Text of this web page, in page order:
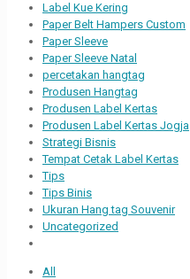
Label Kue Kering
Paper Belt Hampers Custom
Paper Sleeve
Paper Sleeve Natal
percetakan hangtag
Produsen Hangtag
Produsen Label Kertas
Produsen Label Kertas Jogja
Strategi Bisnis
Tempat Cetak Label Kertas
Tips
Tips Binis
Ukuran Hang tag Souvenir
Uncategorized
All